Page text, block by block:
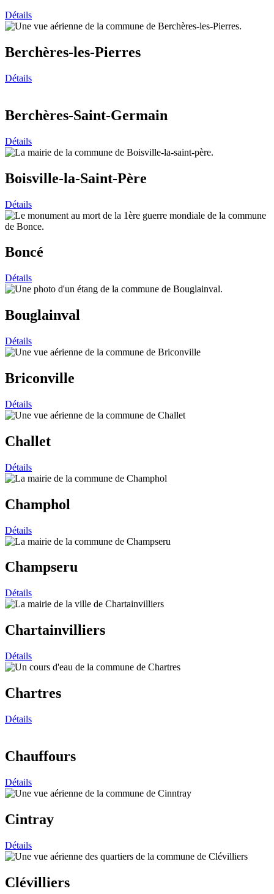
Détails
Berchères-les-Pierres
Détails
Berchères-Saint-Germain
Détails
Boisville-la-Saint-Père
Détails
Boncé
Détails
Bouglainval
Détails
Briconville
Détails
Challet
Détails
Champhol
Détails
Champseru
Détails
Chartainvilliers
Détails
Chartres
Détails
Chauffours
Détails
Cintray
Détails
Clévilliers